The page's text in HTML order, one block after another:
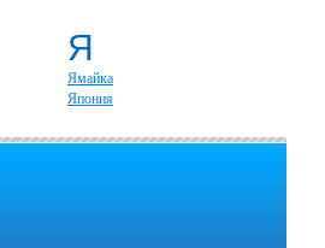
Я
Ямайка
Япония